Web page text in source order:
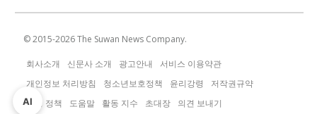
© 2015-2026The Suwan News Company.
회사소개 신문사 소개 광고안내
서비스 이용약관
개인정보 처리방침
청소년보호정책 윤리강령
저작권규약
운영 정책
도움말 활동 지수 초대장 의견 보내기
AI